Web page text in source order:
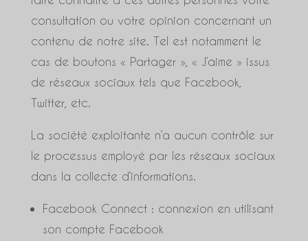
consultation ou votre opinion concernant un
contenu de notre site. Tel est notamment le
cas de boutons « Partager », « J’aime » issus
de réseaux sociaux tels que Facebook,
Twitter, etc.
La société exploitante n’a aucun contrôle sur
le processus employé par les réseaux sociaux
dans la collecte d’informations.
Facebook Connect : connexion en utilisant
son compte Facebook